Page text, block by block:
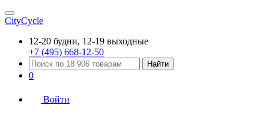
CityCycle
12-20 будни, 12-19 выходные
+7 (495) 668-12-50
Найти
0
Войти